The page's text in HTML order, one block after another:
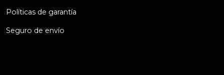
Políticas de garantía
Seguro de envío